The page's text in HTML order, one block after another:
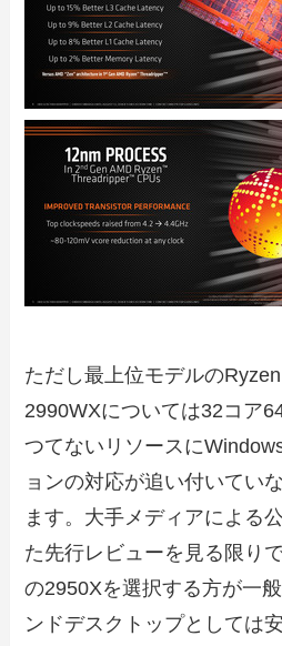
ただし最上位モデルの
2990WXについては32コア
つてないリソースに
ョンの対応が追い付いてい
ます。大手メディアによる
た先行レビューを見る限り
の2950Xを選択する方が一
ンドデスクトップとしては